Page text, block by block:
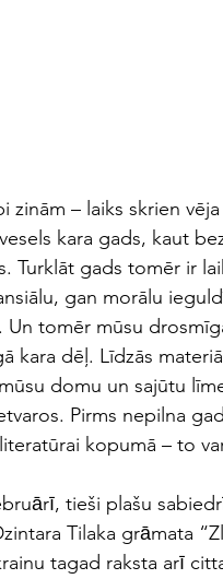
zinām – laiks skrien
kara gads, kaut
Turklāt gads tomēr ir
gan morālu
Un tomēr mūsu
kara dēļ. Līdzās
domu un sajūtu
Pirms nepilna
kopumā – to
tieši plašu
Tilaka grāmata
tagad raksta arī